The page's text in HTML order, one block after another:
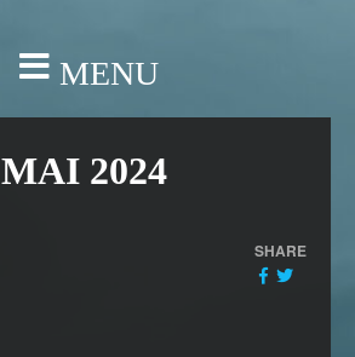
MENU
MAI 2024
SHARE